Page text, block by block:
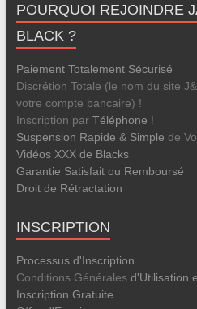
POURQUOI REJOINDRE
BLACK ?
Paiement Totalement Sécurisé
Discrétion Totale (le nom du site
votre compte bancaire) !
Inscription par Téléphone !
Suspension Rapide & Simple de
Vidéos XXX de Blacks
Garantie Satisfait ou Remboursé
Droit de Rétractation
INSCRIPTION
Processus d'Inscription
Conditions Générales d'Utilisation
Inscription Gratuite